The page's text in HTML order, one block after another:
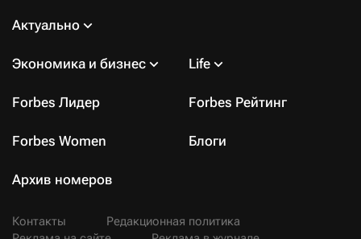
Актуально
Экономика и бизнес Life
Forbes Лидер Forbes Рейтинг
Forbes Women Блоги
Архив номеров
Контакты
Редакционная политика